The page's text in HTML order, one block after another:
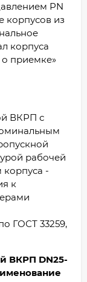
PN
корпусов из
корпуса
о приемке»
ВКРП с
рабочей
корпуса -
к
ГОСТ 33259,
ВКРП DN25-